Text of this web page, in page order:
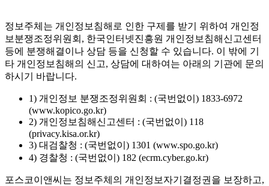
정보주체는 개인정보침해로 인한 구제를 받기 위하여 개인정
보분쟁조정위원회, 한국인터넷진흥원 개인정보침해신고센터
등에 분쟁해결이나 상담 등을 신청할 수 있습니다. 이 밖에 기
타 개인정보침해의 신고, 상담에 대하여는 아래의 기관에 문의
하시기 바랍니다.
1) 개인정보 분쟁조정위원회 : (국번없이) 1833-6972
(www.kopico.go.kr)
2) 개인정보침해신고센터 : (국번없이) 118
(privacy.kisa.or.kr)
3) 대검찰청 : (국번없이) 1301 (www.spo.go.kr)
4) 경찰청 : (국번없이) 182 (ecrm.cyber.go.kr)
포스코이앤씨는 정보주체의 개인정보자기결정권을 보장하고,